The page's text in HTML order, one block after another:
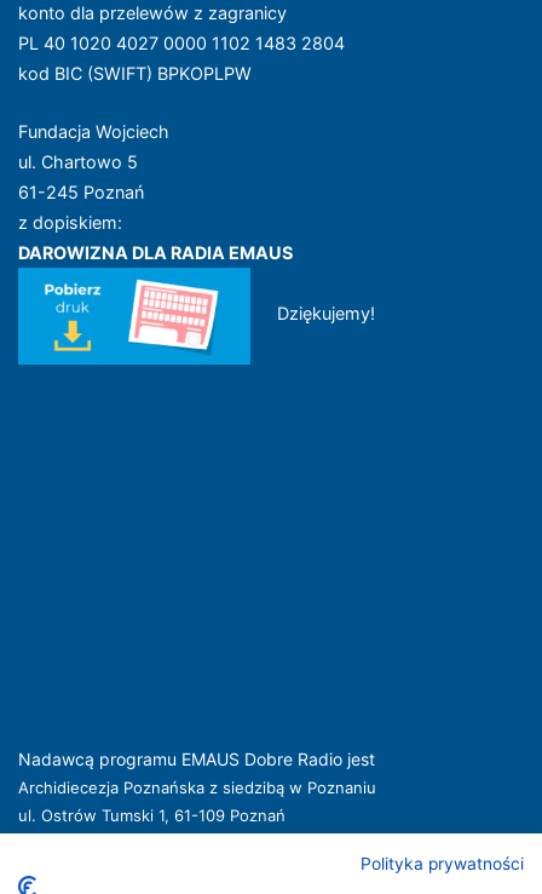
konto dla przelewów z zagranicy
PL 40 1020 4027 0000 1102 1483 2804
kod BIC (SWIFT) BPKOPLPW
Fundacja Wojciech
ul. Chartowo 5
61-245 Poznań
z dopiskiem:
DAROWIZNA DLA RADIA EMAUS
Dziękujemy!
Nadawcą programu EMAUS Dobre Radio jest
Archidiecezja Poznańska z siedzibą w Poznaniu
ul. Ostrów Tumski 1, 61-109 Poznań
Nadawca oferuje usługi medialne obejmujące rozpowszechnianie programu
Polityka prywatności